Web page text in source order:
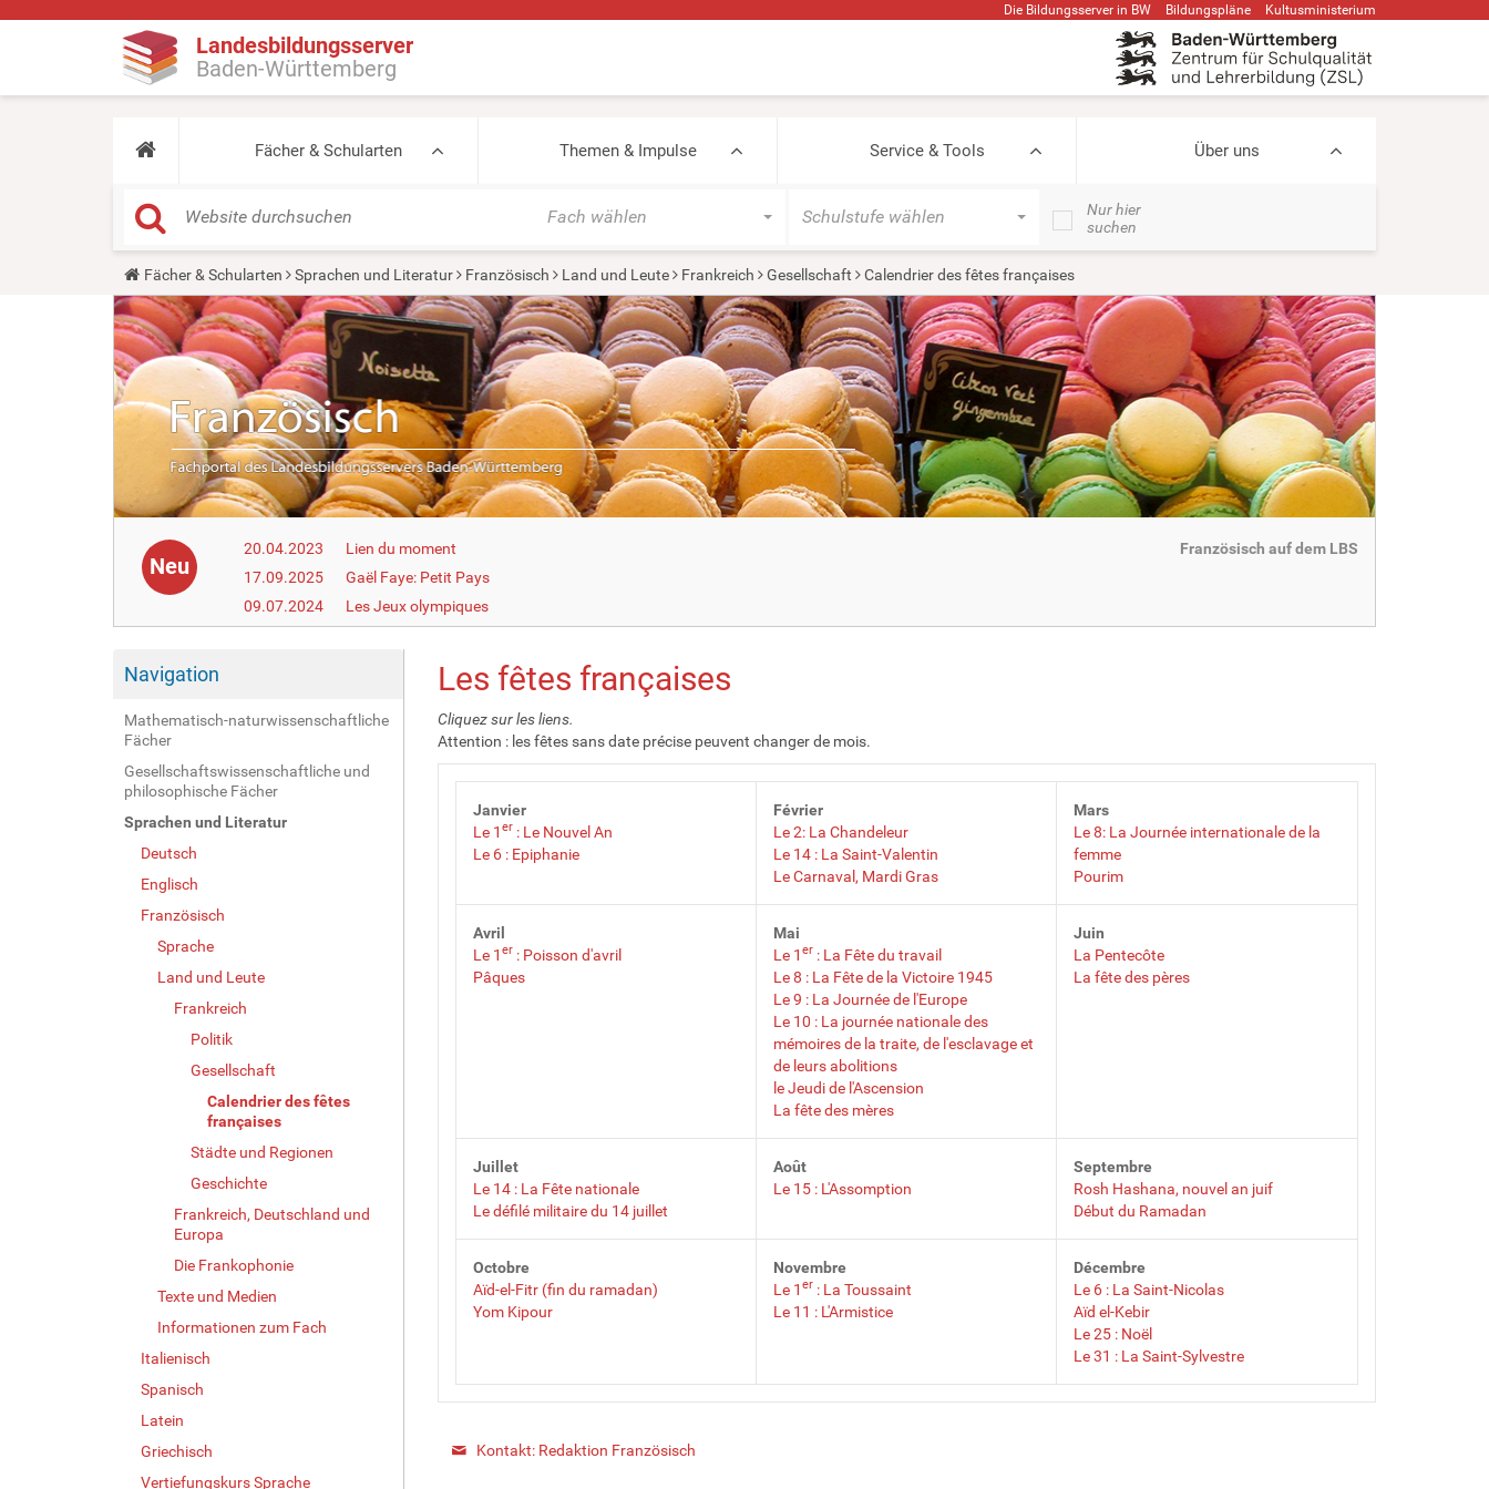
Die Bildungsserver in BW Bildungspläne Kultusministerium
Landesbildungsserver
Baden-Württemberg
Fächer & Schularten Themen & Impulse Service & Tools Über uns
Fach wählen Schulstufe wählen
Nur hier
suchen
Y
o
u
a
r
e
h
e
r
Fächer & Schularten Sprachen und Literatur Französisch Land und Leute Frankreich Gesellschaft Calendrier des fêtes françaises
Neu
20.04.2023
Lien du moment
17.09.2025
Gaël Faye: Petit Pays
09.07.2024
Les Jeux olympiques
Französisch auf dem LBS
Navigation
Mathematisch-naturwissenschaftliche
Fächer
Gesellschaftswissenschaftliche und
philosophische Fächer
Sprachen und Literatur
Deutsch
Englisch
Französisch
Sprache
Land und Leute
Frankreich
Politik
Gesellschaft
Calendrier des fêtes
françaises
Städte und Regionen
Geschichte
Frankreich, Deutschland und
Europa
Die Frankophonie
Texte und Medien
Informationen zum Fach
Italienisch
Spanisch
Latein
Griechisch
Vertiefungskurs Sprache
Les fêtes françaises
Cliquez sur les liens.
Attention : les fêtes sans date précise peuvent changer de mois.
Janvier
Le 1 er : Le Nouvel An
Le 6 : Epiphanie
Février
Le 2: La Chandeleur
Le 14 : La Saint-Valentin
Le Carnaval, Mardi Gras
Mars
Le 8: La Journée internationale de la
femme
Pourim
Avril
Le 1 er : Poisson d'avril
Pâques
Mai
Le 1 er : La Fête du travail
Le 8 : La Fête de la Victoire 1945
Le 9 : La Journée de l'Europe
Le 10 : La journée nationale des
mémoires de la traite, de l'esclavage et
de leurs abolitions
le Jeudi de l'Ascension
La fête des mères
Juin
La Pentecôte
La fête des pères
Juillet
Le 14 : La Fête nationale
Le défilé militaire du 14 juillet
Août
Le 15 : L'Assomption
Septembre
Rosh Hashana, nouvel an juif
Début du Ramadan
Octobre
Aïd-el-Fitr (fin du ramadan)
Yom Kipour
Novembre
Le 1 er : La Toussaint
Le 11 : L'Armistice
Décembre
Le 6 : La Saint-Nicolas
Aïd el-Kebir
Le 25 : Noël
Le 31 : La Saint-Sylvestre
Kontakt: Redaktion Französisch